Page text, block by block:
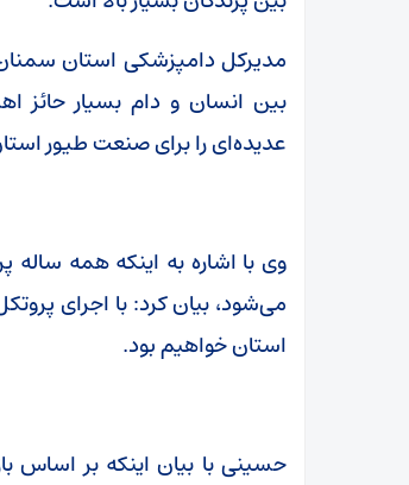
مدیرکل دامپزشکی استان سمنان
بین انسان و دام بسیار حائز
عدیده‌ای را برای صنعت طیور
وی با اشاره به اینکه همه
می‌شود، بیان کرد: با اجرای
استان خواهیم بود.
حسینی با بیان اینکه بر اساس
عراقچی در پیامی درگذشت ابوالقاسم